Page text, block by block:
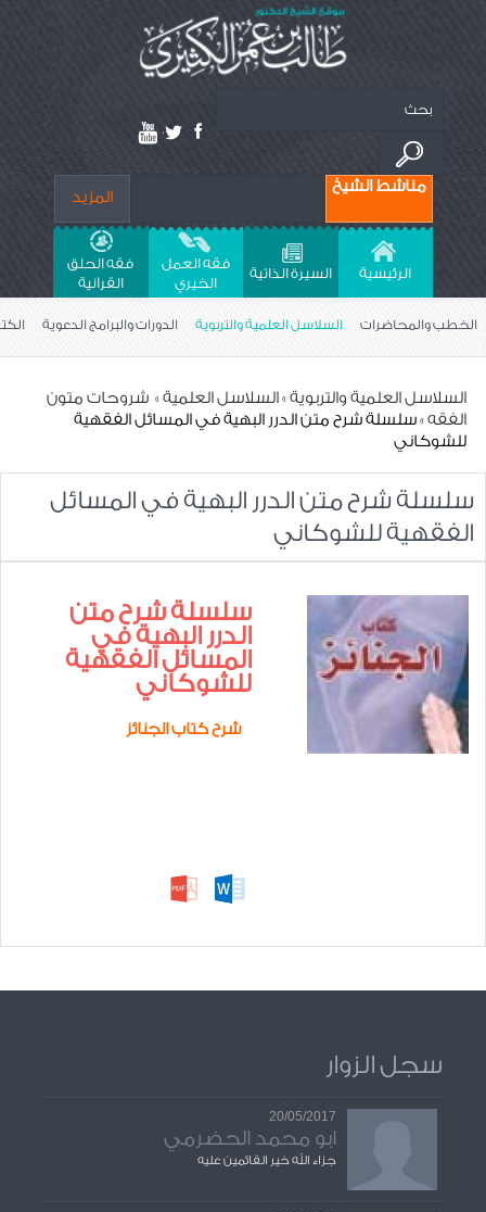
مناشط الشيخ
المزيد
الرئيسية السيرة الذاتية
فقه العمل
الخيري
فقه الحلق
القراَنية
الخطب والمحاضرات السلاسل العلمية والتربوية الدورات والبرامج الدعوية
السلاسل العلمية والتربوية»السلاسل العلمية» ‎ شروحات متون
الفقه » ‎سلسلة شرح متن الدرر البهية في المسائل الفقهية
للشوكاني
‎سلسلة شرح متن الدرر البهية في المسائل
الفقهية للشوكاني
‎سلسلة شرح متن
الدرر البهية في
المسائل الفقهية
للشوكاني
شرح كتاب الجنائز
سجل الزوار
20/05/2017
ابو محمد الحضرمي
جزاء الله خير القائمين عليه